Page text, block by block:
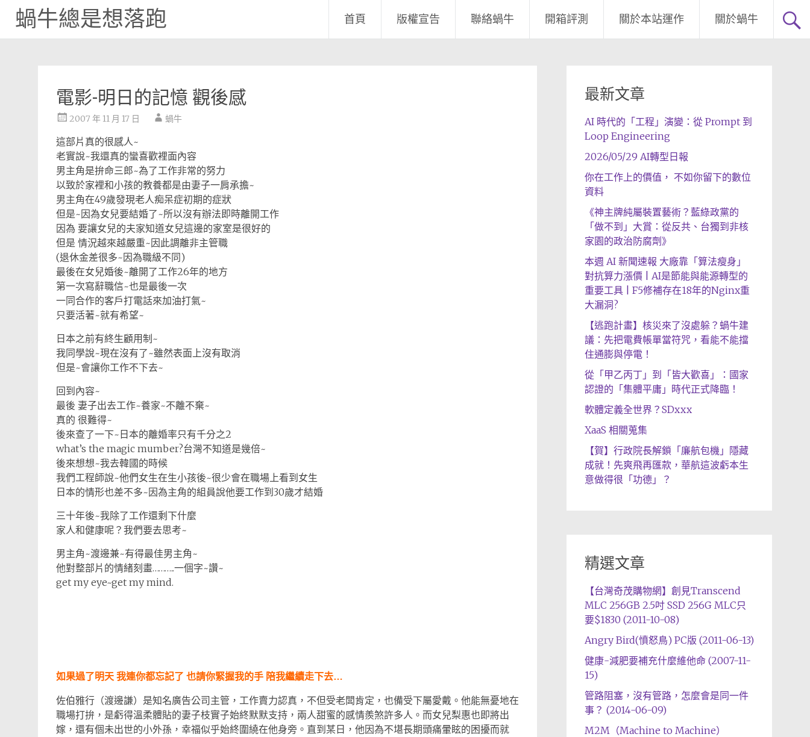
蝸牛總是想落跑 首頁 版權宣告 聯絡蝸牛 開箱評測 關於本站運作 關於蝸牛
電影-明日的記憶 觀後感
2007 年 11 月 17 日 蝸牛
這部片真的很感人~
老實說~我還真的蠻喜歡裡面內容
男主角是拚命三郎~為了工作非常的努力
以致於家裡和小孩的教養都是由妻子一肩承擔~
男主角在49歲發現老人痴呆症初期的症狀
但是~因為女兒要結婚了~所以沒有辦法即時離開工作
因為 要讓女兒的夫家知道女兒這邊的家室是很好的
但是 情況越來越嚴重~因此調離非主管職
(退休金差很多~因為職級不同)
最後在女兒婚後~離開了工作26年的地方
第一次寫辭職信~也是最後一次
一同合作的客戶打電話來加油打氣~
只要活著~就有希望~
日本之前有終生顧用制~
我同學說~現在沒有了~雖然表面上沒有取消
但是~會讓你工作不下去~
回到內容~
最後 妻子出去工作~養家~不離不棄~
真的 很難得~
後來查了一下~日本的離婚率只有千分之2
what’s the magic mumber?台灣不知道是幾倍~
後來想想~我去韓國的時候
我們工程師說~他們女生在生小孩後~很少會在職場上看到女生
日本的情形也差不多~因為主角的組員說他要工作到30歲才結婚
三十年後~我除了工作還剩下什麼
家人和健康呢？我們要去思考~
男主角~渡邊兼~有得最佳男主角~
他對整部片的情緒刻畫………..一個字~讚~
get my eye~get my mind.
如果過了明天 我連你都忘記了 也請你緊握我的手 陪我繼續走下去…
佐伯雅行（渡邊謙）是知名廣告公司主管，工作賣力認真，不但受老闆肯定，也備受下屬愛戴。他能無憂地在
職場打拚，是虧得溫柔體貼的妻子枝實子始終默默支持，兩人甜蜜的感情羨煞許多人。而女兒梨惠也即將出
嫁，還有個未出世的小外孫，幸福似乎始終圍繞在他身旁。直到某日，他因為不堪長期頭痛暈眩的困擾而就
最新文章
AI 時代的「工程」演變：從 Prompt 到
Loop Engineering
2026/05/29 AI轉型日報
你在工作上的價值， 不如你留下的數位
資料
《神主牌純屬裝置藝術？藍綠政黨的
「做不到」大賞：從反共、台獨到非核
家園的政治防腐劑》
本週 AI 新聞速報 大廠靠「算法瘦身」
對抗算力漲價 | AI是節能與能源轉型的
重要工具 | F5修補存在18年的Nginx重
大漏洞?
【逃跑計畫】核災來了沒處躲？蝸牛建
議：先把電費帳單當符咒，看能不能擋
住通膨與停電！
從「甲乙丙丁」到「皆大歡喜」：國家
認證的「集體平庸」時代正式降臨！
軟體定義全世界？SDxxx
XaaS 相關蒐集
【賀】行政院長解鎖「廉航包機」隱藏
成就！先爽飛再匯款，華航這波虧本生
意做得很「功德」？
精選文章
【台灣奇茂購物網】創見Transcend
MLC 256GB 2.5吋 SSD 256G MLC只
要$1830 (2011-10-08)
Angry Bird(憤怒鳥) PC版 (2011-06-13)
健康-減肥要補充什麼維他命 (2007-11-
15)
管路阻塞，沒有管路，怎麼會是同一件
事？ (2014-06-09)
M2M（Machine to Machine）